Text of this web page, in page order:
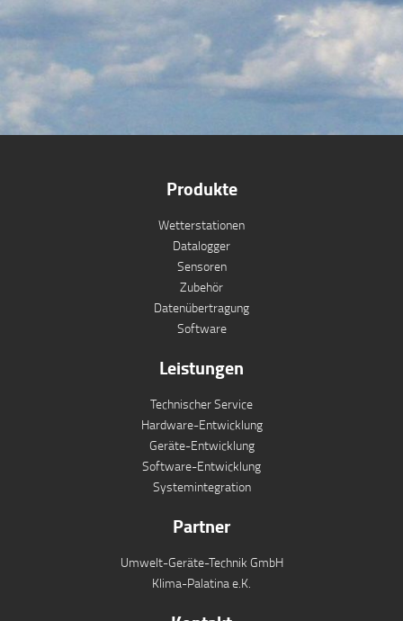
Produkte
Wetterstationen
Datalogger
Sensoren
Zubehör
Datenübertragung
Software
Leistungen
Technischer Service
Hardware-Entwicklung
Geräte-Entwicklung
Software-Entwicklung
Systemintegration
Partner
Umwelt-Geräte-Technik GmbH
Klima-Palatina e.K.